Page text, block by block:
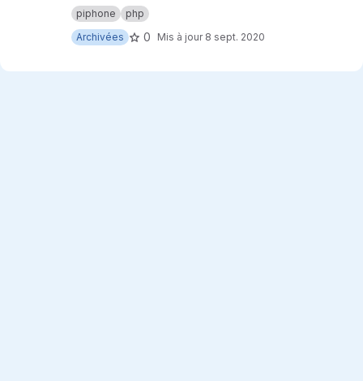
piphone
php
Archivées
0 Mis à jour 8 sept. 2020